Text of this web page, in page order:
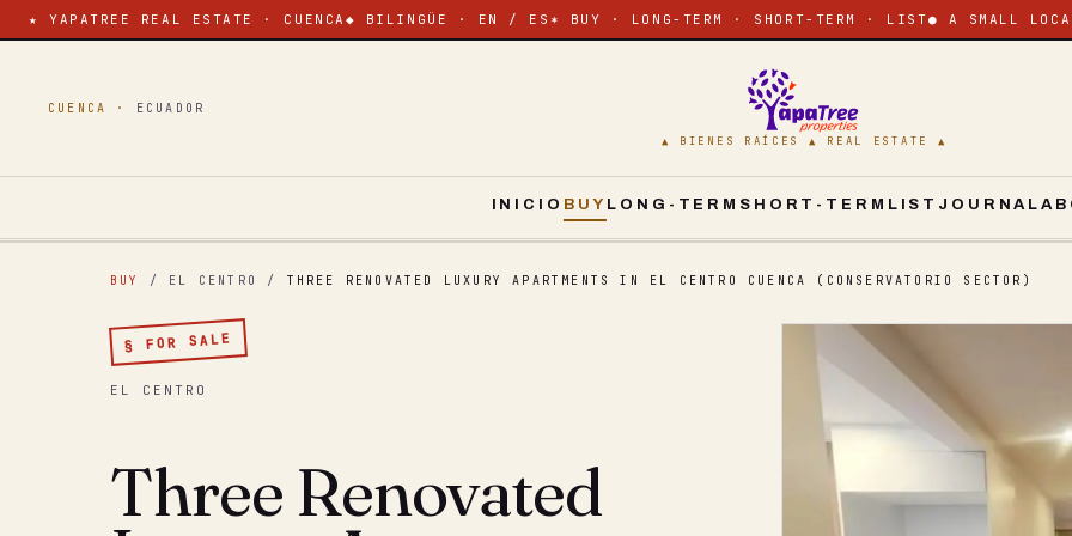
★ YAPATREE REAL ESTATE · CUENCA ◆ BILINGÜE · EN / ES ✶ BUY · LONG-TERM · SHORT-TERM · LIST● A SMALL
CUENCA · ECUADOR
▲ BIENES RAÍCES ▲ REAL ESTATE ▲
INICIO BUY LONG-TERM SHORT-TERM LIST JOURNAL
BUY / EL CENTRO / THREE RENOVATED LUXURY APARTMENTS IN EL CENTRO CUENCA (CONSERVATORIO SECTOR)
§ FOR SALE
EL CENTRO
Three Renovated